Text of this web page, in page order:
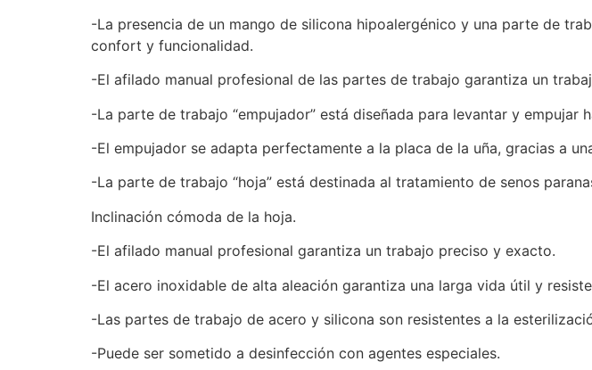
-La presencia de un mango de silicona hipoalergénico y una parte de
confort y funcionalidad.
-El afilado manual profesional de las partes de trabajo garantiza un
-La parte de trabajo “empujador” está diseñada para levantar y empujar
-El empujador se adapta perfectamente a la placa de la uña, gracias a
-La parte de trabajo “hoja” está destinada al tratamiento de senos
Inclinación cómoda de la hoja.
-El afilado manual profesional garantiza un trabajo preciso y exacto.
-El acero inoxidable de alta aleación garantiza una larga vida útil y
-Las partes de trabajo de acero y silicona son resistentes a la
-Puede ser sometido a desinfección con agentes especiales.